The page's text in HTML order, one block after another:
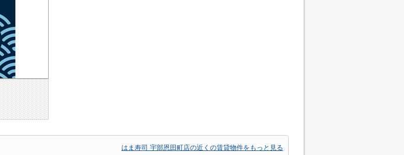
はま寿司 宇部恩田町店の近くの賃貸物件をもっと見る